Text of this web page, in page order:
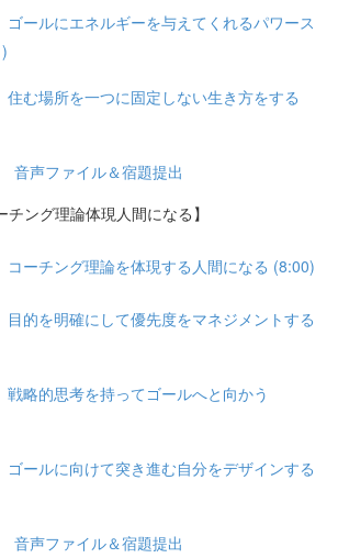
ールにエネルギーを与えてくれるパワース
む場所を一つに固定しない生き方をする
音声ファイル＆宿題提出
ング理論体現人間になる】
ーチング理論を体現する人間になる (8:00)
的を明確にして優先度をマネジメントする
略的思考を持ってゴールへと向かう
ールに向けて突き進む自分をデザインする
音声ファイル＆宿題提出